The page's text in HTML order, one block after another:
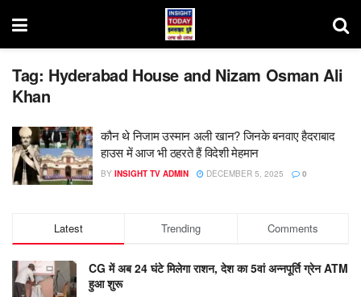
Tag: Hyderabad House and Nizam Osman Ali
Khan
कौन थे निजाम उस्मान अली खान? जिनके बनवाए हैदराबाद
हाउस में आज भी ठहरते हैं विदेशी मेहमान
BY INSIGHT TV ADMIN DECEMBER 5, 2025 0
Latest Trending Comments
CG में अब 24 घंटे मिलेगा राशन, देश का 5वां अन्नपूर्ति ग्रेन ATM
हुआ शुरू